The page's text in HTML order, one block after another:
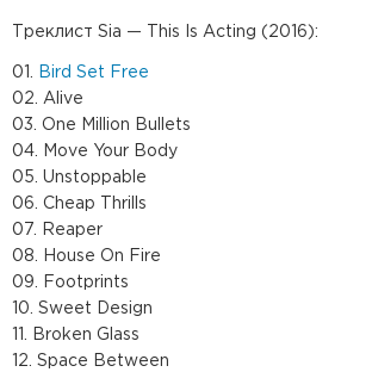
Треклист Sia — This Is Acting (2016):
01.
Bird Set Free
02. Alive
03. One Million Bullets
04. Move Your Body
05. Unstoppable
06. Cheap Thrills
07. Reaper
08. House On Fire
09. Footprints
10. Sweet Design
11. Broken Glass
12. Space Between